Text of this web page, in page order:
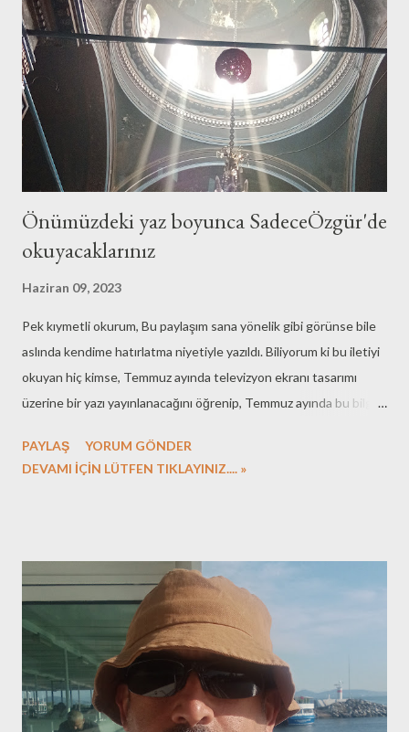
Önümüzdeki yaz boyunca SadeceÖzgür'de
okuyacaklarınız
Haziran 09, 2023
Pek kıymetli okurum, Bu paylaşım sana yönelik gibi görünse bile
aslında kendime hatırlatma niyetiyle yazıldı. Biliyorum ki bu iletiyi
okuyan hiç kimse, Temmuz ayında televizyon ekranı tasarımı
üzerine bir yazı yayınlanacağını öğrenip, Temmuz ayında bu bilgiyi
Dediğim gibi, kendime notları sizlerle paylaşıp, hep şikayet
ettiğim ancak değiştirmek için hiç çaba göstermediğim
enaz iki yeni kitap notu eklenecek. Bugünden belli olanları
sıralayayım: Kâmuran Şipal / Gece Lambalarının Işığında - Toplu
Öyküler Ece Temelkuran / Sinyorita Biz Burada Devrim Yapıyoruz.
Prof. Dr. Asker Kartarı / Kültür, Farklılık ve İletişim - Kültürlerarası
İletişimin Kavramsal Dayanakları Gül Işık / İspanya: Bir Başka
Avrupa Her ay İstanbul'da pek bilinmeyen b...
PAYLAŞ
YORUM GÖNDER
DEVAMI İÇİN LÜTFEN TIKLAYINIZ.... »